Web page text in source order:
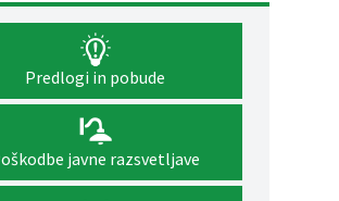
Predlogi in pobude
javne razsvetljave